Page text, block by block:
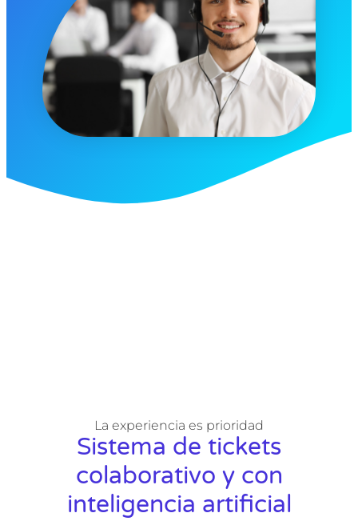
La experiencia es prioridad
Sistema de tickets
colaborativo y con
inteligencia artificial